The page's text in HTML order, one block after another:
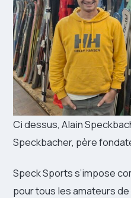
Ci dessus, Alain
Speckbacher, père
Speck Sports s’impose
pour tous les amateurs